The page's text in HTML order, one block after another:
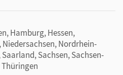
Hamburg, Hessen,
Nordrhein-
Sachsen, Sachsen-